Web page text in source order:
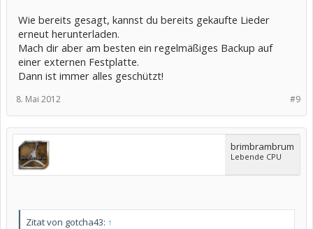
Wie bereits gesagt, kannst du bereits gekaufte Lieder
erneut herunterladen.
Mach dir aber am besten ein regelmäßiges Backup auf
einer externen Festplatte.
Dann ist immer alles geschützt!
#9
8. Mai 2012
brimbrambrum
Lebende CPU
Zitat von gotcha43: ↑